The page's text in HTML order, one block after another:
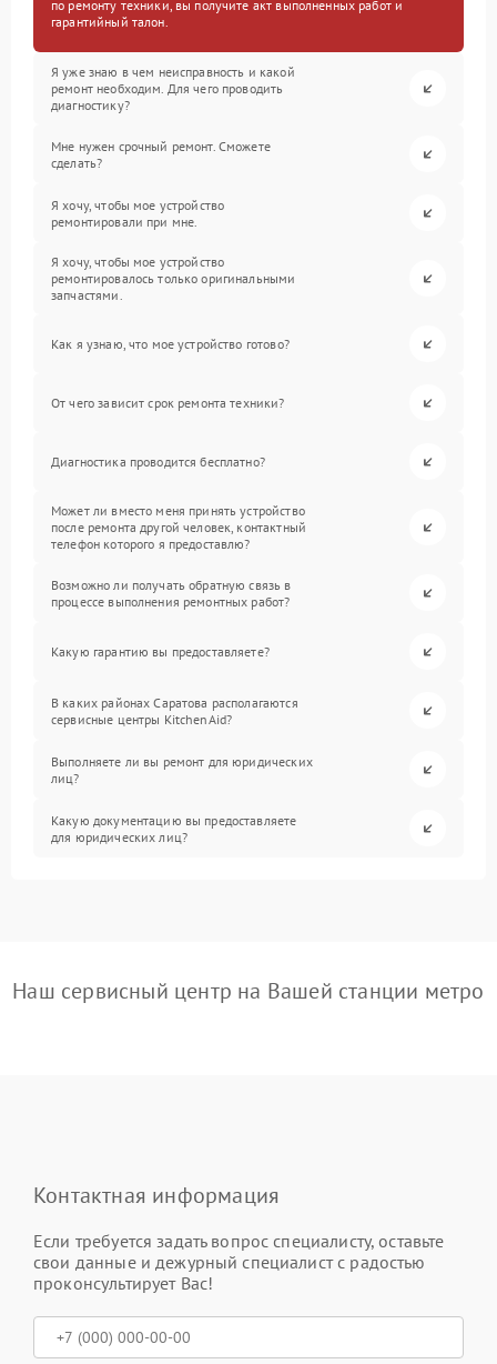
по ремонту техники, вы получите акт выполненных работ и
гарантийный талон.
Я уже знаю в чем неисправность и какой
ремонт необходим. Для чего проводить
диагностику?
Мне нужен срочный ремонт. Сможете
сделать?
Я хочу, чтобы мое устройство
ремонтировали при мне.
Я хочу, чтобы мое устройство
ремонтировалось только оригинальными
запчастями.
Как я узнаю, что мое устройство готово?
От чего зависит срок ремонта техники?
Диагностика проводится бесплатно?
Может ли вместо меня принять устройство
после ремонта другой человек, контактный
телефон которого я предоставлю?
Возможно ли получать обратную связь в
процессе выполнения ремонтных работ?
Какую гарантию вы предоставляете?
В каких районах Саратова располагаются
сервисные центры KitchenAid?
Выполняете ли вы ремонт для юридических
лиц?
Какую документацию вы предоставляете
для юридических лиц?
Наш сервисный центр на Вашей станции метро
Контактная информация
Если требуется задать вопрос специалисту, оставьте
свои данные и дежурный специалист с радостью
проконсультирует Вас!